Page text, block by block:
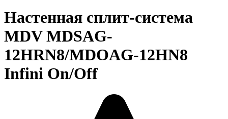
Настенная сплит-система
MDV MDSAG-
12HRN8/MDOAG-12HN8
Infini On/Off